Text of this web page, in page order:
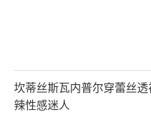
坎蒂丝斯瓦内普尔穿蕾丝
辣性感迷人